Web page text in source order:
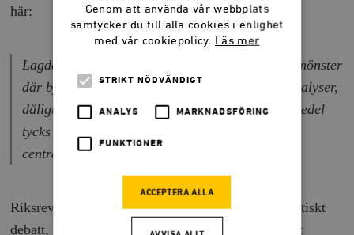
här:
Lagda bredvid varandra bildar rapporterna ett mönster
där byråkratisk slapphet, usel kontroll, svaga analyser,
dåligt förberedda beslut och slöseri med skattemedel
tycks genomsyra både regeringskansliet och de
centrala myndigheterna.
Riksrevisionen kom till 2003 efter omfattande politiskt
debatt, i vilken socialdemokraterna motsatte sig att
Genom att använda vår webbplats
samtycker du till alla cookies i enlighet
med vår cookiepolicy. Läs mer
STRIKT NÖDVÄNDIGT
ANALYS MARKNADSFÖRING
FUNKTIONER
ACCEPTERA ALLA